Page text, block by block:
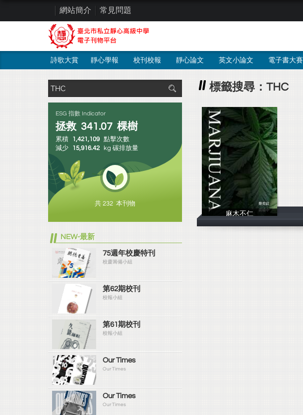
網站簡介 常見問題
詩歌大賞 靜心學報 校刊校報 靜心論文 英文小論文 電子書大賽
標籤搜尋：THC
麻木不仁
80517黃璿中805
ESG 指數 Indicator
拯救 341.07 棵樹
累積 1,421,109 點擊次數
減少
15,916.42 kg 碳排放量
共 232 本刊物
NEW-最新
75週年校慶特刊
校慶籌備小組
第62期校刊
校報小組
第61期校刊
校報小組
Our Times
Our Times
Our Times
Our Times